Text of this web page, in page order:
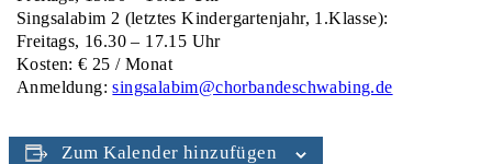
Singsalabim 2 (letztes Kindergartenjahr, 1.Klasse):
Freitags, 16.30 – 17.15 Uhr
Kosten: € 25 / Monat
Anmeldung:singsalabim@chorbandeschwabing.de
Zum Kalender hinzufügen